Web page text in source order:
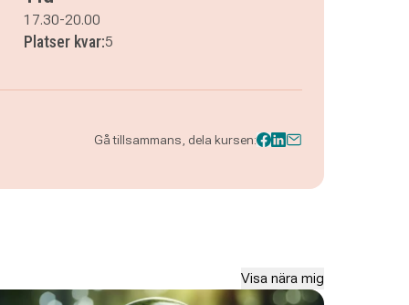
17.30-20.00
Platser kvar:5
Gå tillsammans, dela kursen:
Visa nära mig